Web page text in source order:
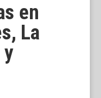
en
La